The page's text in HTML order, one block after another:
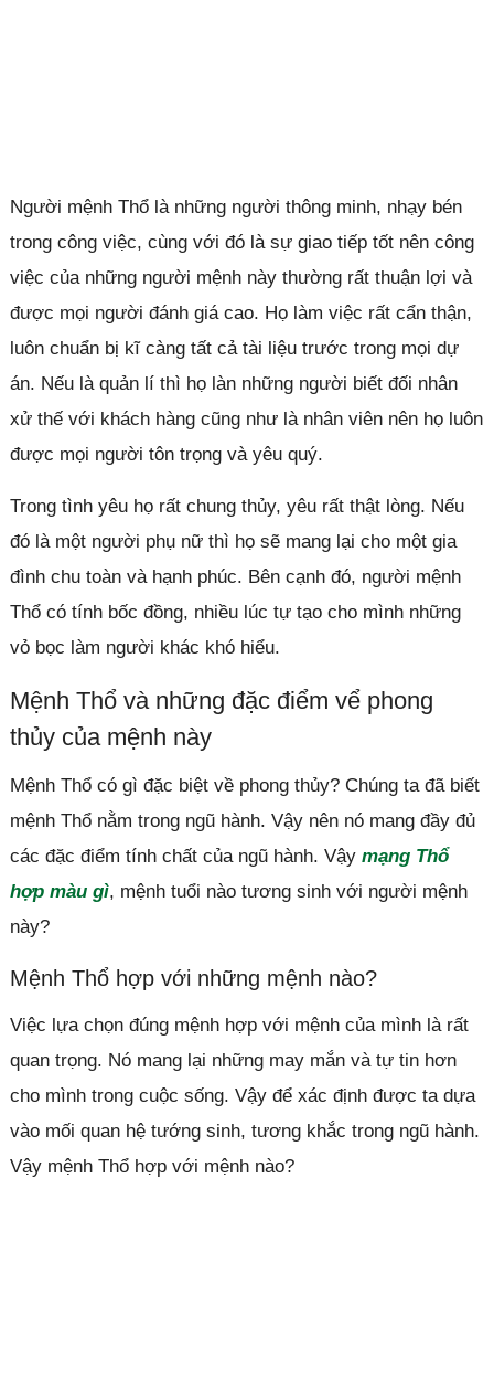
Người mệnh Thổ là những người thông minh, nhạy bén
trong công việc, cùng với đó là sự giao tiếp tốt nên công
việc của những người mệnh này thường rất thuận lợi và
được mọi người đánh giá cao. Họ làm việc rất cẩn thận,
luôn chuẩn bị kĩ càng tất cả tài liệu trước trong mọi dự
án. Nếu là quản lí thì họ làn những người biết đối nhân
xử thế với khách hàng cũng như là nhân viên nên họ luôn
được mọi người tôn trọng và yêu quý.
Trong tình yêu họ rất chung thủy, yêu rất thật lòng. Nếu
đó là một người phụ nữ thì họ sẽ mang lại cho một gia
đình chu toàn và hạnh phúc. Bên cạnh đó, người mệnh
Thổ có tính bốc đồng, nhiều lúc tự tạo cho mình những
vỏ bọc làm người khác khó hiểu.
Mệnh Thổ và những đặc điểm vể phong
thủy của mệnh này
Mệnh Thổ có gì đặc biệt về phong thủy? Chúng ta đã biết
mệnh Thổ nằm trong ngũ hành. Vậy nên nó mang đầy đủ
các đặc điểm tính chất của ngũ hành. Vậy mạng Thổ
hợp màu gì, mệnh tuổi nào tương sinh với người mệnh
này?
Mệnh Thổ hợp với những mệnh nào?
Việc lựa chọn đúng mệnh hợp với mệnh của mình là rất
quan trọng. Nó mang lại những may mắn và tự tin hơn
cho mình trong cuộc sống. Vậy để xác định được ta dựa
vào mối quan hệ tướng sinh, tương khắc trong ngũ hành.
Vậy mệnh Thổ hợp với mệnh nào?